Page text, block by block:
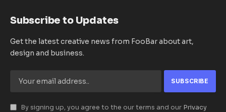
Subscribe to Updates
Get the latest creative news from FooBar about art,
design and business.
By signing up, you agree to the our terms and our Privacy